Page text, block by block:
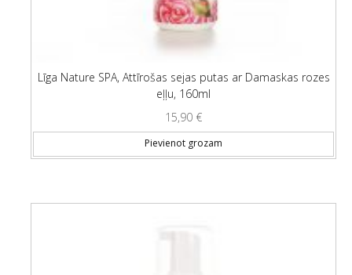
Līga Nature SPA, Attīrošas sejas putas ar Damaskas rozes
eļļu, 160ml
15,90 €
Pievienot grozam